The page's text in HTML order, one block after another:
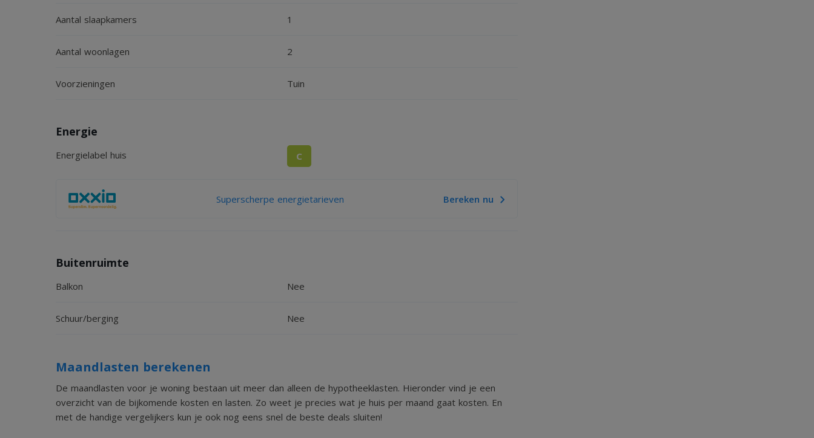
Aantal slaapkamers 1
Aantal woonlagen 2
Voorzieningen Tuin
Energie
Energielabel huis C
Superscherpe energietarieven Bereken nu
Buitenruimte
Balkon Nee
Schuur/berging Nee
Maandlasten berekenen
De maandlasten voor je woning bestaan uit meer dan alleen de hypotheeklasten. Hieronder vind je een
overzicht van de bijkomende kosten en lasten. Zo weet je precies wat je huis per maand gaat kosten. En
met de handige vergelijkers kun je ook nog eens snel de beste deals sluiten!